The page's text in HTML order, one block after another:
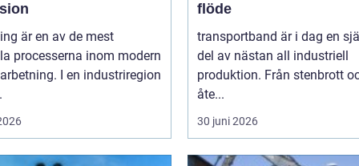
är en av de mest
processerna inom modern
I en industriregion
flöde
transportband är i dag en
del av nästan all industriell
produktion. Från stenbrott
åte...
30 juni 2026